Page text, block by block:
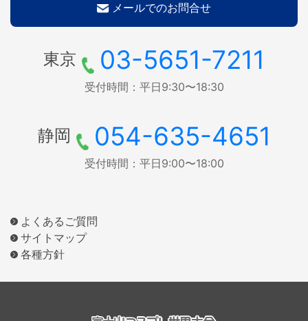
メールでのお問合せ
東京 03-5651-7211
受付時間：平日9:30〜18:30
静岡 054-635-4651
受付時間：平日9:00〜18:00
よくあるご質問
サイトマップ
各種方針